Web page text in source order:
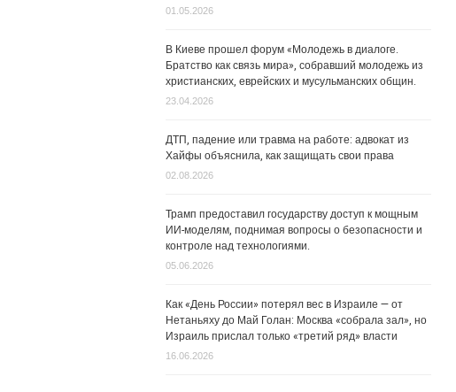
01.05.2026
В Киеве прошел форум «Молодежь в диалоге.
Братство как связь мира», собравший молодежь из
христианских, еврейских и мусульманских общин.
23.04.2026
ДТП, падение или травма на работе: адвокат из
Хайфы объяснила, как защищать свои права
02.08.2026
Трамп предоставил государству доступ к мощным
ИИ-моделям, поднимая вопросы о безопасности и
контроле над технологиями.
05.06.2026
Как «День России» потерял вес в Израиле — от
Нетаньяху до Май Голан: Москва «собрала зал», но
Израиль прислал только «третий ряд» власти
16.06.2026